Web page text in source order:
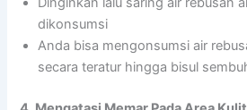
dikonsumsi
Anda bisa mengonsumsi air
secara teratur hingga bisul